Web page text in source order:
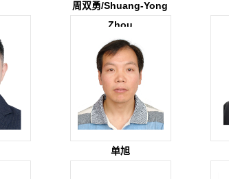
周双勇/Shuang-Yong
Zhou
单旭